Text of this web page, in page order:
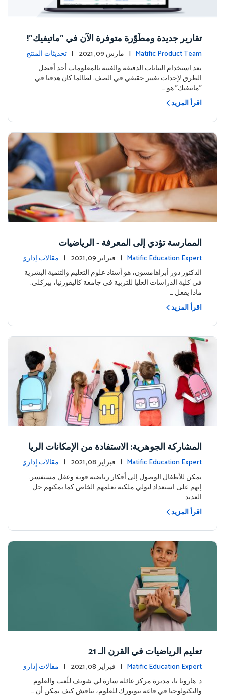
تقارير جديدة ومطَوّرة متوفرة الآن في "ماتيفيك"!
Matific Product Team | مارس 09, 2021 |
تحديثات المنتج
يعد استخدام البيانات الدقيقة والغنية بالمعلومات أحد أفضل
الطرق لإحداث تغيير حقيقي في الصف. لطالما كان هدفنا في
"ماتيفيك" هو …
اقرأ المزيد
الممارسة تؤدي إلى المعرفة - الرياضيات
Matific Education Expert | فبراير 09, 2021 | مقالات إداري
ة
الدكتور دور أبراهامسون، هو أستاذ علوم التعليم والتنمية البشرية
في كلية الدراسات العليا للتربية في جامعة كاليفورنيا، بيركلي.
ماذا يفعل …
اقرأ المزيد
المشاركة الجوهرية: الاستفادة من الإمكانات الريا
ضية للأطفال وعقلية التساؤل لديهم
Matific Education Expert | فبراير 08, 2021 | مقالات إداري
يمكن للأطفال الوصول إلى أفكار رياضية قوية وعقل مستفسر.
إنهم على استعداد لتولي ملكية تعلمهم الخاص كما يمكنهم حل
العديد …
اقرأ المزيد
تعليم الرياضيات في القرن الـ 21
Matific Education Expert | فبراير 08, 2021 | مقالات إداري
د. هارونا با، مديرة مركز عائلة سارة لي شوبف للّعب والعلوم
والتكنولوجيا في قاعة نيويورك للعلوم، تناقش كيف يمكن أن …